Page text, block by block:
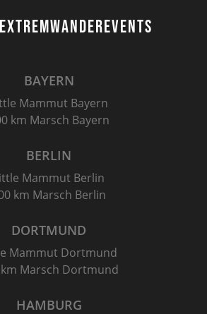
BAYERN
Mammut Bayern
km Marsch Bayern
BERLIN
Mammut Berlin
km Marsch Berlin
DORTMUND
Mammut Dortmund
km Marsch Dortmund
HAMBURG